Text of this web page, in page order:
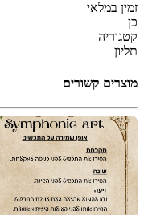
זמין במלאי
כן
קטגוריה
תליון
מוצרים קשורים